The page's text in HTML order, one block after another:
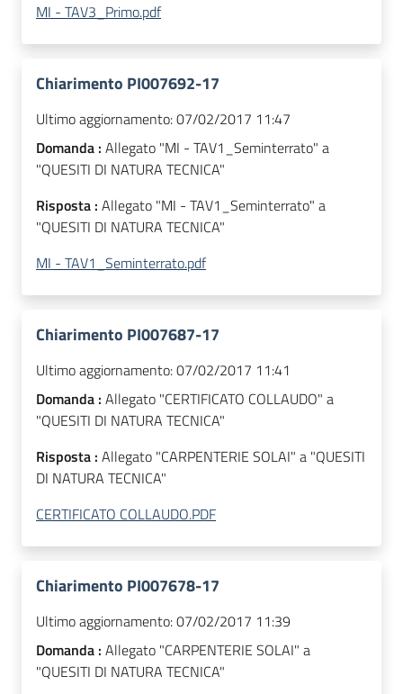
MI - TAV3_Primo.pdf
Chiarimento PI007692-17
Ultimo aggiornamento:07/02/2017 11:47
Domanda : Allegato "MI - TAV1_Seminterrato" a
"QUESITI DI NATURA TECNICA"
Risposta : Allegato "MI - TAV1_Seminterrato" a
"QUESITI DI NATURA TECNICA"
MI - TAV1_Seminterrato.pdf
Chiarimento PI007687-17
Ultimo aggiornamento:07/02/2017 11:41
Domanda : Allegato "CERTIFICATO COLLAUDO" a
"QUESITI DI NATURA TECNICA"
Risposta : Allegato "CARPENTERIE SOLAI" a "QUESITI
DI NATURA TECNICA"
CERTIFICATO COLLAUDO.PDF
Chiarimento PI007678-17
Ultimo aggiornamento:07/02/2017 11:39
Domanda : Allegato "CARPENTERIE SOLAI" a
"QUESITI DI NATURA TECNICA"